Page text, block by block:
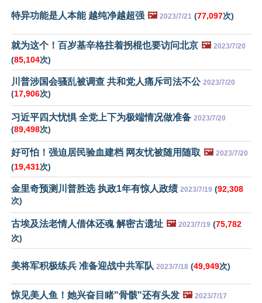
特异功能是人本能 越纯净越超强 🖼️ 2023/7/21 (77,097次)
就为这个！百岁基辛格拄着拐棍也要访问北京 🖼️ 2023/7/20
(85,104次)
川普涉国会骚乱被调查 共和党人痛斥司法不公 2023/7/20
(17,906次)
习近平四大忧惧 全党上下为极端情况做准备 2023/7/20
(89,498次)
好可怕！强迫居民验血建档 网友忧被随用随取 🖼️ 2023/7/20
(19,431次)
金里奇预测川普胜选 执政1年有惊人政绩 2023/7/19 (92,308
次)
古埃及法老情人借体还魂 解密古遗址 🖼️ 2023/7/19 (75,782
次)
美将军积极练兵 准备迎战中共军队 2023/7/18 (49,949次)
惊见美人鱼！她兴奋目睹"骨骸"还有头发 🖼️ 2023/7/17